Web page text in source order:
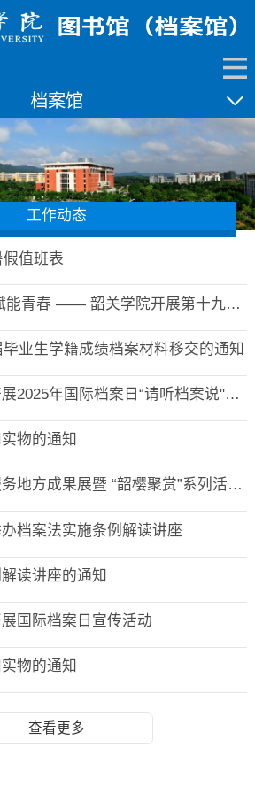
档案馆
工作动态
值班表
档案见证历史 薪火赋能青春 —— 韶关学院开展第十九个 “6・9” 国际档案日主题宣传活动
业生学籍成绩档案材料移交的通知
图书馆（档案馆）开展2025年国际档案日“请听档案说"主题宣传活动
物的通知
关于收集韶关学院服务地方成果展暨 “韶樱聚赏”系列活动相关材料归档的通知
档案法实施条例解读讲座
读讲座的通知
国际档案日宣传活动
物的通知
查看更多